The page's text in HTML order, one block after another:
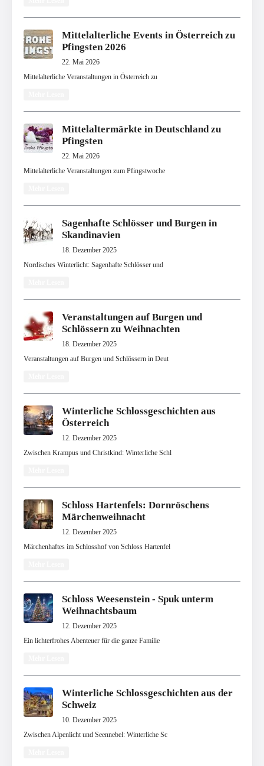
Mittelalterliche Events in Österreich zu
Pfingsten 2026
22. Mai 2026
Mittelalterliche Veranstaltungen in Österreich zu
Mittelaltermärkte in Deutschland zu
Pfingsten
22. Mai 2026
Mittelalterliche Veranstaltungen zum Pfingstwoche
Sagenhafte Schlösser und Burgen in
Skandinavien
18. Dezember 2025
Nordisches Winterlicht: Sagenhafte Schlösser und
Veranstaltungen auf Burgen und
Schlössern zu Weihnachten
18. Dezember 2025
Veranstaltungen auf Burgen und Schlössern in Deut
Winterliche Schlossgeschichten aus
Österreich
12. Dezember 2025
Zwischen Krampus und Christkind: Winterliche Schl
Schloss Hartenfels: Dornröschens
Märchenweihnacht
12. Dezember 2025
Märchenhaftes im Schlosshof von Schloss Hartenfel
Schloss Weesenstein - Spuk unterm
Weihnachtsbaum
12. Dezember 2025
Ein lichterfrohes Abenteuer für die ganze Familie
Winterliche Schlossgeschichten aus der
Schweiz
10. Dezember 2025
Zwischen Alpenlicht und Seennebel: Winterliche Sc